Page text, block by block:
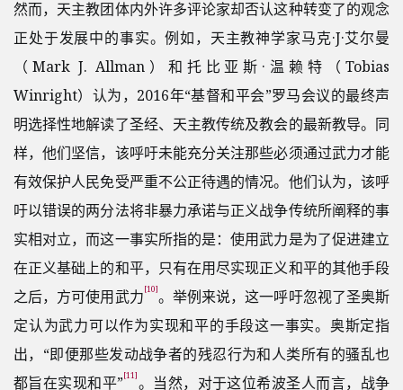
然而，天主教团体内外许多评论家却否认这种转变了的观念
正处于发展中的事实。例如，天主教神学家马克·J·艾尔曼
（Mark J. Allman）和托比亚斯·温赖特（Tobias
Winright）认为，2016年“基督和平会”罗马会议的最终声
明选择性地解读了圣经、天主教传统及教会的最新教导。同
样，他们坚信，该呼吁未能充分关注那些必须通过武力才能
有效保护人民免受严重不公正待遇的情况。他们认为，该呼
吁以错误的两分法将非暴力承诺与正义战争传统所阐释的事
实相对立，而这一事实所指的是：使用武力是为了促进建立
在正义基础上的和平，只有在用尽实现正义和平的其他手段
之后，方可使用武力[10]。举例来说，这一呼吁忽视了圣奥斯
定认为武力可以作为实现和平的手段这一事实。奥斯定指
出，“即便那些发动战争者的残忍行为和人类所有的骚乱也
都旨在实现和平”[11]。当然，对于这位希波圣人而言，战争